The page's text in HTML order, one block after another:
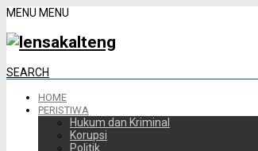
MENU MENU
SEARCH
HOME
PERISTIWA
Hukum dan Kriminal
Korupsi
Politik